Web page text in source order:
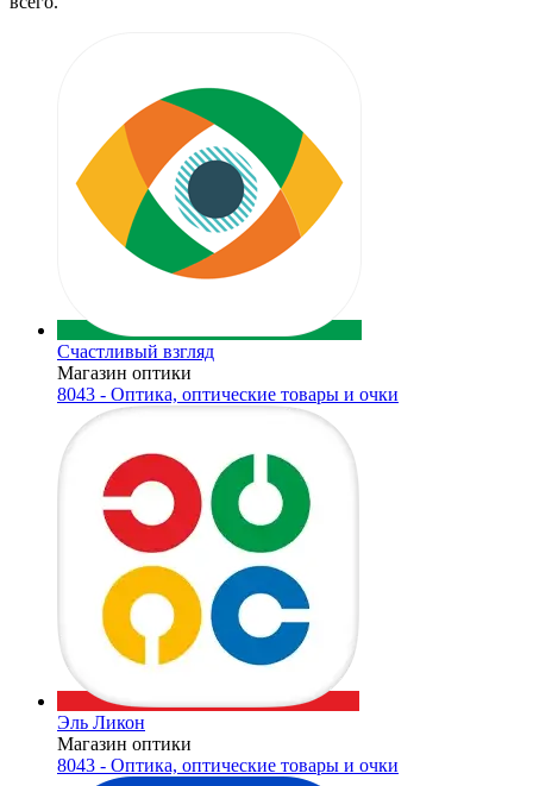
Счастливый взгляд
Магазин оптики
8043 - Оптика, оптические товары и очки
Эль Ликон
Магазин оптики
8043 - Оптика, оптические товары и очки